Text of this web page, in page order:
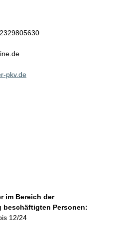
pkv.de
im Bereich der
beschäftigten Personen:
12/24